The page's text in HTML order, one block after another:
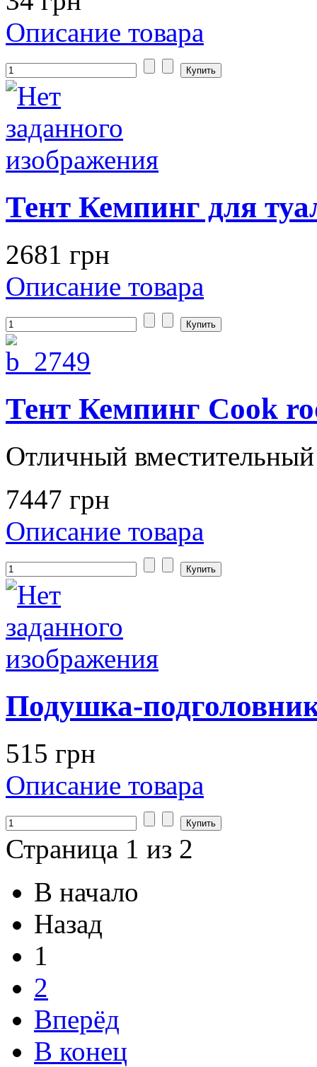
Описание товара
Тент Кемпинг для
2681 грн
Описание товара
Тент Кемпинг Cook
Отличный
7447 грн
Описание товара
Подушка-
515 грн
Описание товара
Страница 1 из 2
В начало
Назад
1
2
Вперёд
В конец